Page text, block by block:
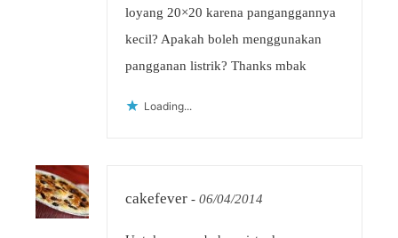
loyang 20×20 karena panganggannya
kecil? Apakah boleh menggunakan
pangganan listrik? Thanks mbak
Loading...
cakefever - 06/04/2014